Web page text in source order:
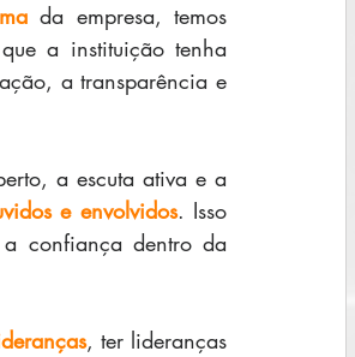
da empresa, temos
a instituição tenha
a transparência e
a escuta ativa e a
e envolvidos. Isso
confiança dentro da
, ter lideranças